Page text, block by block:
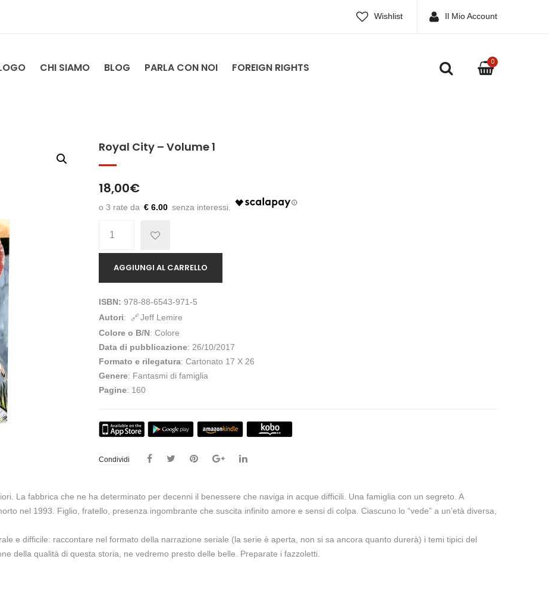
Wishlist Il Mio Account
CHI SIAMO BLOG PARLA CON NOI FOREIGN RIGHTS 0
Royal City – Volume 1
18,00€
€ 6.00
AGGIUNGI AL CARRELLO
ISBN: 978-88-6543-971-5
Autori:
Jeff Lemire
Colore o B/N: Colore
Data di pubblicazione: 26/10/2017
Formato e rilegatura: Cartonato 17 X 26
Genere: Fantasmi di famiglia
Pagine: 160
Condividi
La fabbrica che ne ha determinato per decenni il benessere che naviga in acque difficili. Una famiglia con un segreto. A
nel 1993. Figlio, fratello, presenza ingombrante che suscita infinito amore e sensi di colpa. Ciascuno lo “vede” a un’età diversa,
e difficile: raccontare nel formato della narrazione seriale (la serie è aperta, non si sa ancora quanto durerà) i temi tipici del
della qualità di questa storia, ne vedremo presto delle belle. Preparate i fazzoletti.